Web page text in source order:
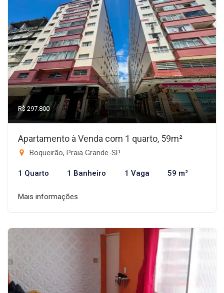
R$ 297.800
Apartamento à Venda com 1 quarto, 59m²
Boqueirão, Praia Grande-SP
1 Quarto 1 Banheiro 1 Vaga 59 m²
Mais informações